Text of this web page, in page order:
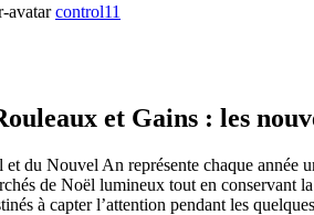
control11
et Gains : les
du Nouvel An représente chaque année
de Noël lumineux tout en conservant
à capter l’attention pendant les